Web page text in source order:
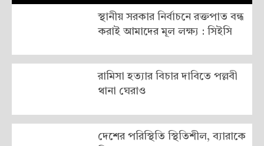
স্থানীয় সরকার নির্বাচনে রক্তপাত বন্ধ
করাই আমাদের মূল লক্ষ্য : সিইসি
রামিসা হত্যার বিচার দাবিতে পল্লবী
থানা ঘেরাও
দেশের পরিস্থিতি স্থিতিশীল, ব্যারাকে